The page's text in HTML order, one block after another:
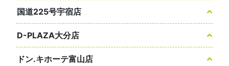
国道225号宇宿店
D-PLAZA大分店
ドン.キホーテ富山店